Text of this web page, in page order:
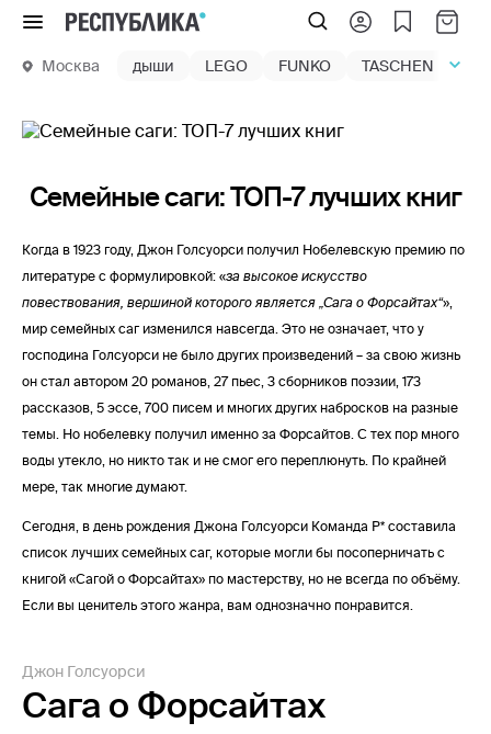
Меню
Москва дыши LEGO FUNKO TASCHEN
Семейные саги: ТОП-7 лучших книг
Когда в 1923 году, Джон Голсуорси получил Нобелевскую премию по
литературе с формулировкой: «за высокое искусство
повествования, вершиной которого является „Сага о Форсайтах“»,
мир семейных саг изменился навсегда. Это не означает, что у
господина Голсуорси не было других произведений – за свою жизнь
он стал автором 20 романов, 27 пьес, 3 сборников поэзии, 173
рассказов, 5 эссе, 700 писем и многих других набросков на разные
темы. Но нобелевку получил именно за Форсайтов. С тех пор много
воды утекло, но никто так и не смог его переплюнуть. По крайней
мере, так многие думают.
Сегодня, в день рождения Джона Голсуорси Команда Р* составила
список лучших семейных саг, которые могли бы посоперничать с
книгой «Сагой о Форсайтах» по мастерству, но не всегда по объёму.
Если вы ценитель этого жанра, вам однозначно понравится.
Джон Голсуорси
Сага о Форсайтах